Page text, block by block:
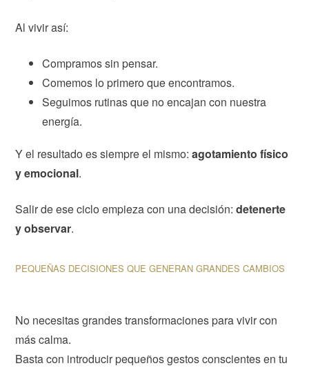
Al vivir así:
Compramos sin pensar.
Comemos lo primero que encontramos.
Seguimos rutinas que no encajan con nuestra
energía.
Y el resultado es siempre el mismo: agotamiento físico
y emocional.
Salir de ese ciclo empieza con una decisión: detenerte
y observar.
PEQUEÑAS DECISIONES QUE GENERAN GRANDES CAMBIOS
No necesitas grandes transformaciones para vivir con
más calma.
Basta con introducir pequeños gestos conscientes en tu